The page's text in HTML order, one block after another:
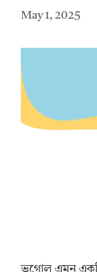
May 1, 2025
ভূগোল এমন